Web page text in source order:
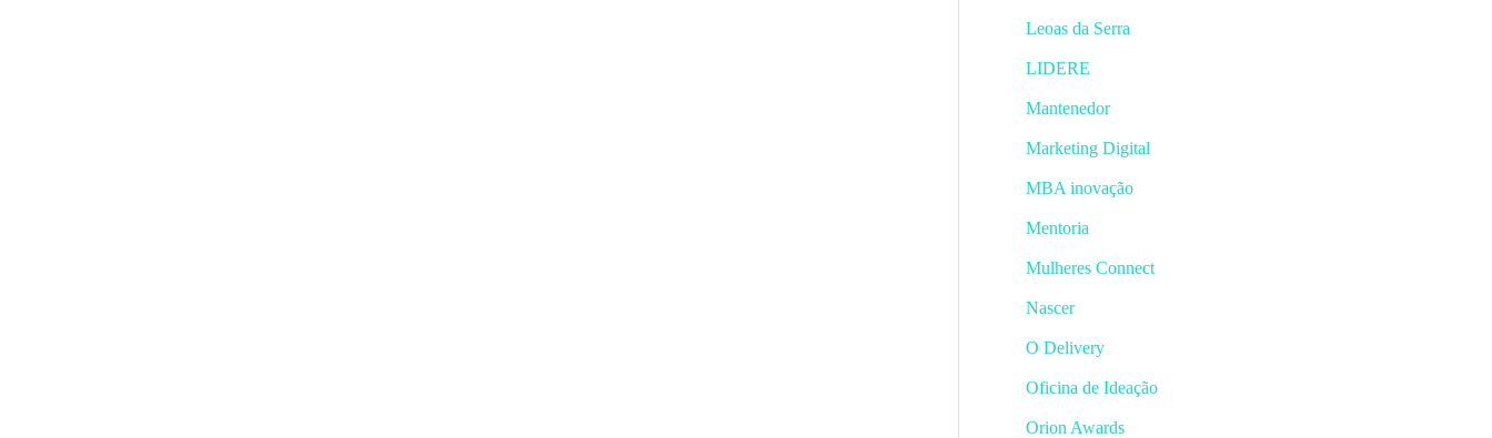
Leoas da Serra
LIDERE
Mantenedor
Marketing Digital
MBA inovação
Mentoria
Mulheres Connect
Nascer
O Delivery
Oficina de Ideação
Orion Awards